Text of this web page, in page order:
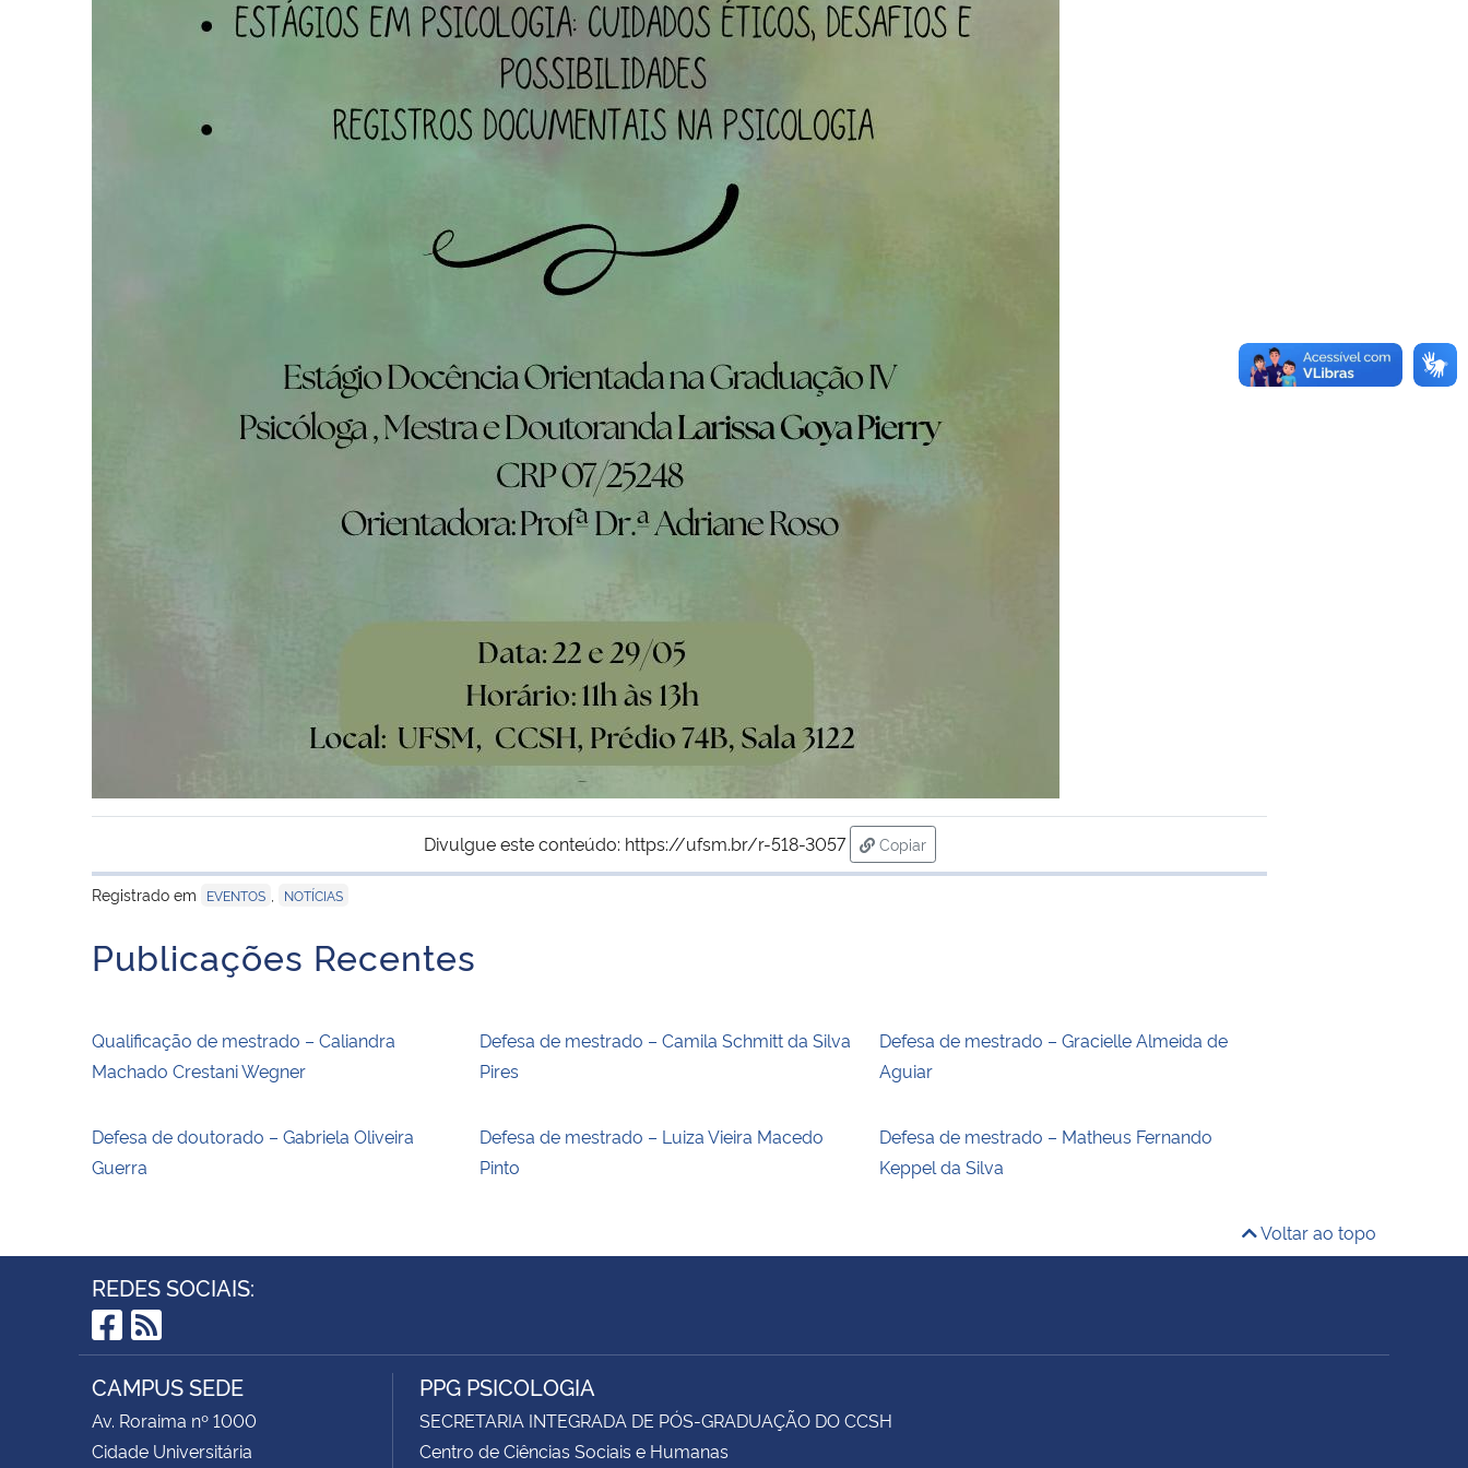
Divulgue este conteúdo: https://ufsm.br/r-518-3057
Copiar
para área de transferência
Registrado em
EVENTOS NOTÍCIAS
Publicações Recentes
Qualificação de mestrado – Caliandra
Machado Crestani Wegner
Defesa de mestrado – Camila Schmitt da Silva
Pires
Defesa de mestrado – Gracielle Almeida de
Aguiar
Defesa de doutorado – Gabriela Oliveira
Guerra
Defesa de mestrado – Luiza Vieira Macedo
Pinto
Defesa de mestrado – Matheus Fernando
Keppel da Silva
Voltar ao topo
REDES SOCIAIS:
Facebook
RSS
CAMPUS SEDE
Av. Roraima nº 1000
Cidade Universitária
PPG PSICOLOGIA
SECRETARIA INTEGRADA DE PÓS-GRADUAÇÃO DO CCSH
Centro de Ciências Sociais e Humanas